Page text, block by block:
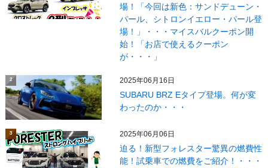
場！「今回は新色：サンドデューン・
パール、シトロンイエロー・パール登
場！」・・・マイスバルクーポン開
始！「お店で使えるクーポン
が・・・」
2 2025年06月16日
SUBARU BRZ Eタイプ登場。何が変
わったのか・・・
3 2025年06月06日
迫る！新型フォレスター驚異の燃費性
能！試乗車での燃費をご紹介！・・・